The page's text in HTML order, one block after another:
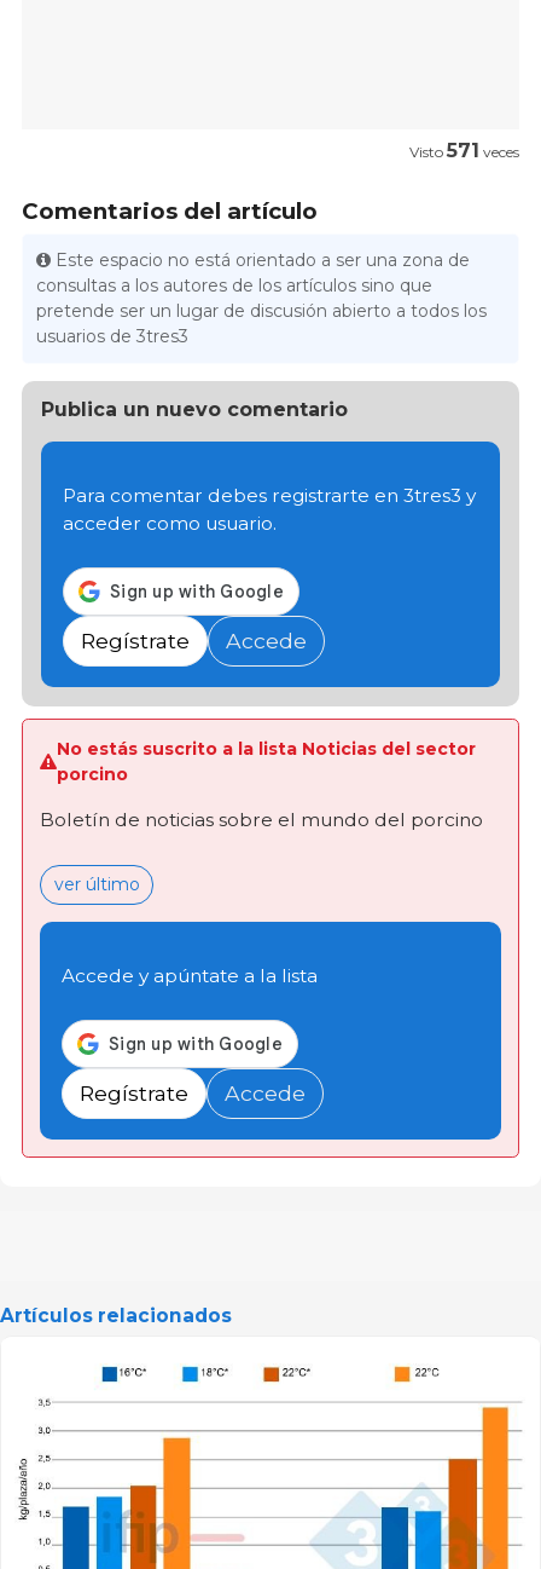
Visto 571 veces
Comentarios del artículo
Este espacio no está orientado a ser una zona de
consultas a los autores de los artículos sino que
pretende ser un lugar de discusión abierto a todos los
usuarios de 3tres3
Publica un nuevo comentario
Para comentar debes registrarte en 3tres3 y
acceder como usuario.
Regístrate Accede
No estás suscrito a la lista Noticias del sector
porcino
Boletín de noticias sobre el mundo del porcino
ver último
Accede y apúntate a la lista
Regístrate Accede
Artículos relacionados